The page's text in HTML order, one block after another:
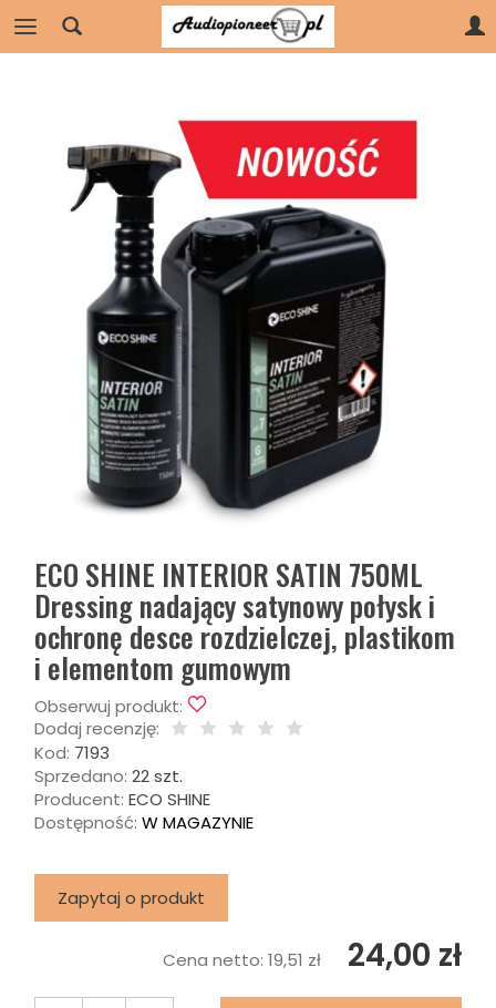
ECO SHINE INTERIOR SATIN 750ML
Dressing nadający satynowy połysk i
ochronę desce rozdzielczej, plastikom
i elementom gumowym
Obserwuj produkt:
Dodaj recenzję:
Kod: 7193
Sprzedano: 22 szt.
Producent: ECO SHINE
Dostępność: W MAGAZYNIE
Zapytaj o produkt
Cena netto: 19,51 zł 24,00 zł